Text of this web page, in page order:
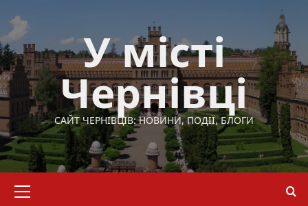
до
вмісту
У місті
Чернівці
САЙТ ЧЕРНІВЦІВ: НОВИНИ, ПОДІЇ, БЛОГИ
меню